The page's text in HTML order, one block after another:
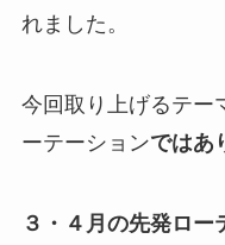
れました。
今回取り上げるテー
ーテーションではあ
３・４月の先発ロー